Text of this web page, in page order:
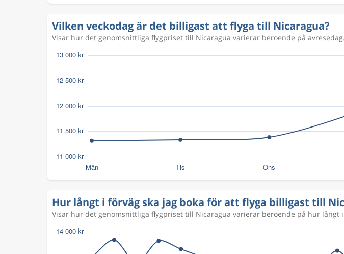
Vilken veckodag är det billigast att flyga till Nicaragua?
Visar hur det genomsnittliga flygpriset till Nicaragua varierar beroende på
Hur långt i förväg ska jag boka för att flyga billigast till
Visar hur det genomsnittliga flygpriset till Nicaragua varierar beroende på hur långt